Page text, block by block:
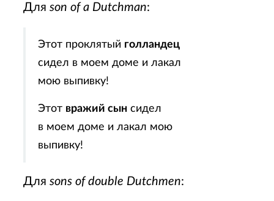
Для son of a Dutchman:
Этот проклятый голландец
сидел в моем доме и лакал
мою выпивку!
Этот вражий сынсидел
в моем доме и лакал мою
выпивку!
Для sons of double Dutchmen: